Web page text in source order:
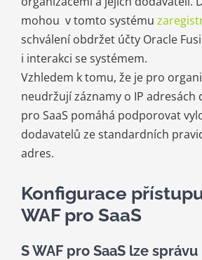
mohou v tomto systému
schválení obdržet účty Oracle
i interakci se systémem.
Vzhledem k tomu, že je pro
neudržují záznamy o IP adresách
pro SaaS pomáhá podporovat
dodavatelů ze standardních
adres.
Konfigurace
WAF pro SaaS
S WAF pro SaaS lze